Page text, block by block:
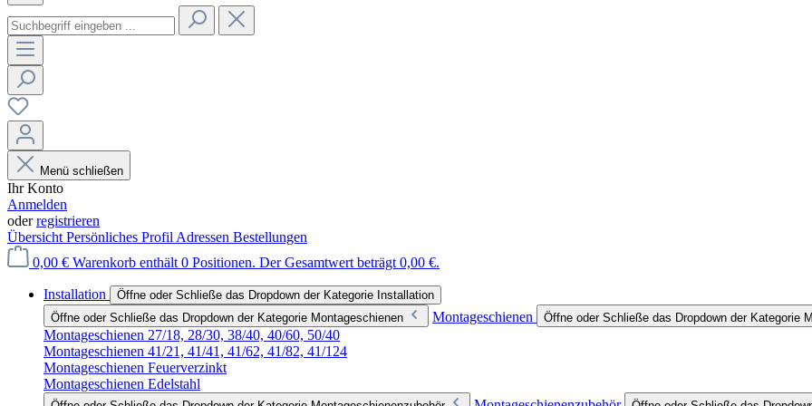
Menü schließen
Ihr Konto
Anmelden
oderregistrieren
Übersicht Persönliches Profil Adressen Bestellungen
0,00 € Warenkorb enthält 0 Positionen. Der Gesamtwert beträgt 0,00 €.
Installation
Öffne oder Schließe das Dropdown der Kategorie Installation
Öffne oder Schließe das Dropdown der Kategorie Montageschienen
Montageschienen Öffne oder Schließe das Dropdown der Kategorie
Montageschienen 27/18, 28/30, 38/40, 40/60, 50/40
Montageschienen 41/21, 41/41, 41/62, 41/82, 41/124
Montageschienen Feuerverzinkt
Montageschienen Edelstahl